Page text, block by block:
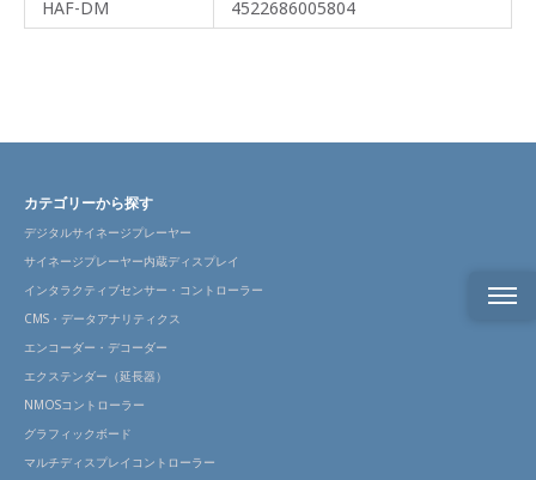
HAF-DM 4522686005804
カテゴリーから探す
デジタルサイネージプレーヤー
サイネージプレーヤー内蔵ディスプレイ
インタラクティブセンサー・コントローラー
CMS・データアナリティクス
エンコーダー・デコーダー
エクステンダー（延長器）
NMOSコントローラー
グラフィックボード
マルチディスプレイコントローラー